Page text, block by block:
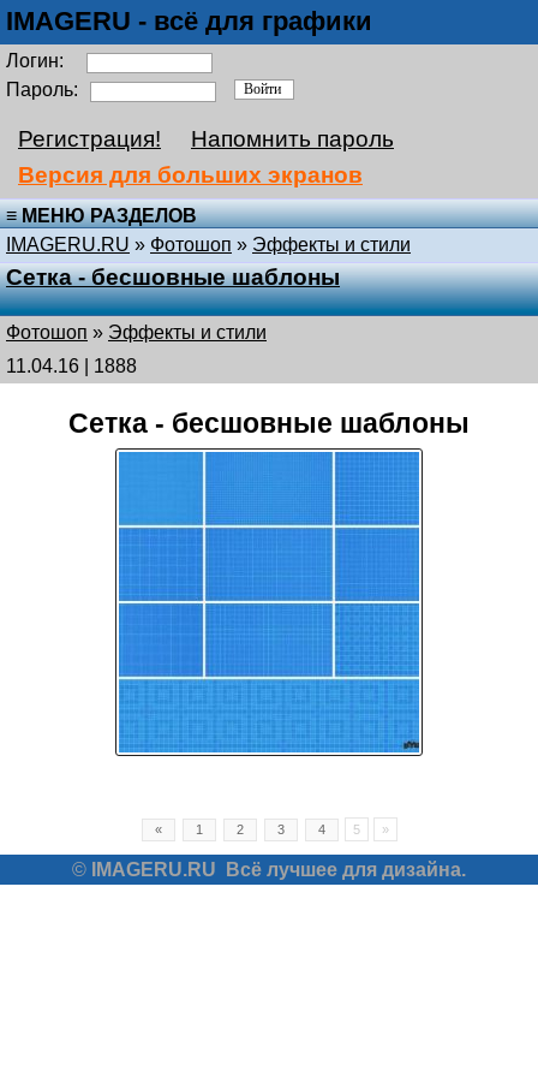
IMAGERU - всё для графики
Логин:
Пароль:
Регистрация!
Напомнить пароль
Версия для больших экранов
≡ МЕНЮ РАЗДЕЛОВ
IMAGERU.RU » Фотошоп » Эффекты и стили
Сетка - бесшовные шаблоны
Фотошоп » Эффекты и стили
11.04.16 | 1888
Сетка - бесшовные шаблоны
« 1 2 3 4 5 »
© IMAGERU.RU Всё лучшее для дизайна.